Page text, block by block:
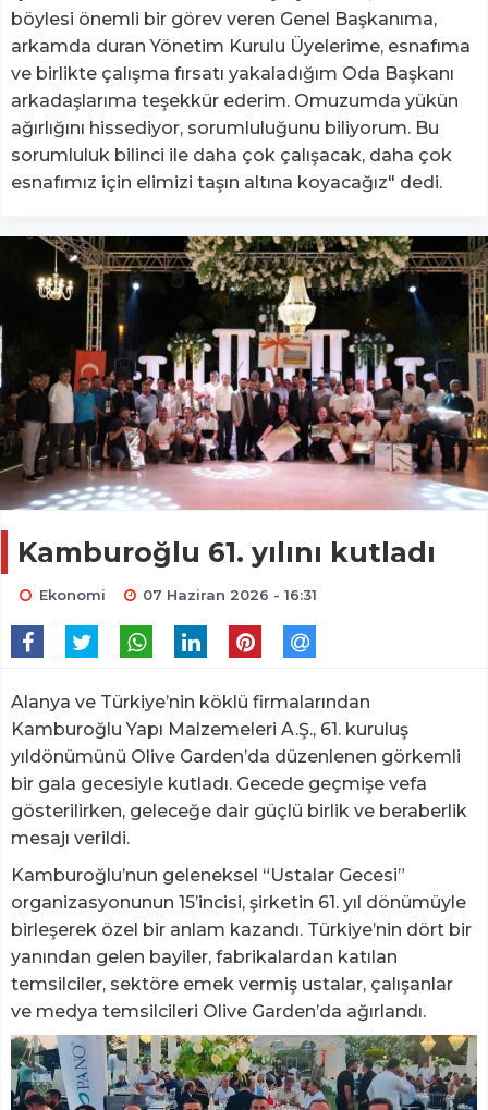
böylesi önemli bir görev veren Genel Başkanıma,
arkamda duran Yönetim Kurulu Üyelerime, esnafıma
ve birlikte çalışma fırsatı yakaladığım Oda Başkanı
arkadaşlarıma teşekkür ederim. Omuzumda yükün
ağırlığını hissediyor, sorumluluğunu biliyorum. Bu
sorumluluk bilinci ile daha çok çalışacak, daha çok
esnafımız için elimizi taşın altına koyacağız" dedi.
Kamburoğlu 61. yılını kutladı
Ekonomi 07 Haziran 2026 - 16:31
Alanya ve Türkiye’nin köklü firmalarından
Kamburoğlu Yapı Malzemeleri A.Ş., 61. kuruluş
yıldönümünü Olive Garden’da düzenlenen görkemli
bir gala gecesiyle kutladı. Gecede geçmişe vefa
gösterilirken, geleceğe dair güçlü birlik ve beraberlik
mesajı verildi.
Kamburoğlu’nun geleneksel “Ustalar Gecesi”
organizasyonunun 15’incisi, şirketin 61. yıl dönümüyle
birleşerek özel bir anlam kazandı. Türkiye’nin dört bir
yanından gelen bayiler, fabrikalardan katılan
temsilciler, sektöre emek vermiş ustalar, çalışanlar
ve medya temsilcileri Olive Garden’da ağırlandı.